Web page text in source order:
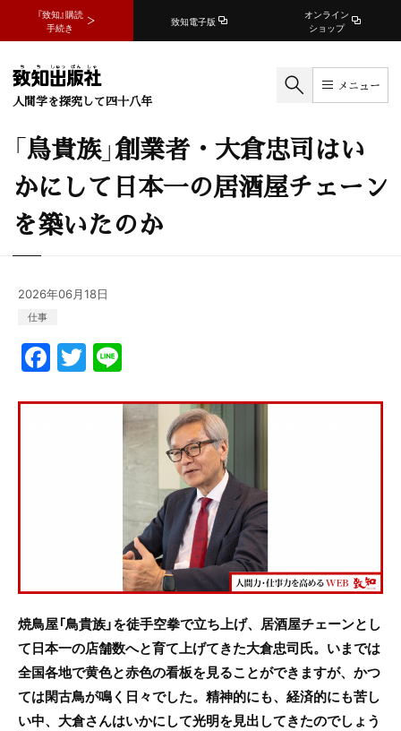
『致知』購読
手続き
致知電子版
オンライン
ショップ
人間学を探究して四十八年
メニュー
「鳥貴族」創業者・大倉忠司はい
かにして日本一の居酒屋チェーン
を築いたのか
2026年06月18日
仕事
F
a
c
T
w
itte
焼鳥屋「鳥貴族」を徒手空拳で立ち上げ、居酒屋チェーンとし
て日本一の店舗数へと育て上げてきた大倉忠司氏。いまでは
全国各地で黄色と赤色の看板を見ることができますが、かつ
ては閑古鳥が鳴く日々でした。精神的にも、経済的にも苦し
い中、大倉さんはいかにして光明を見出してきたのでしょう